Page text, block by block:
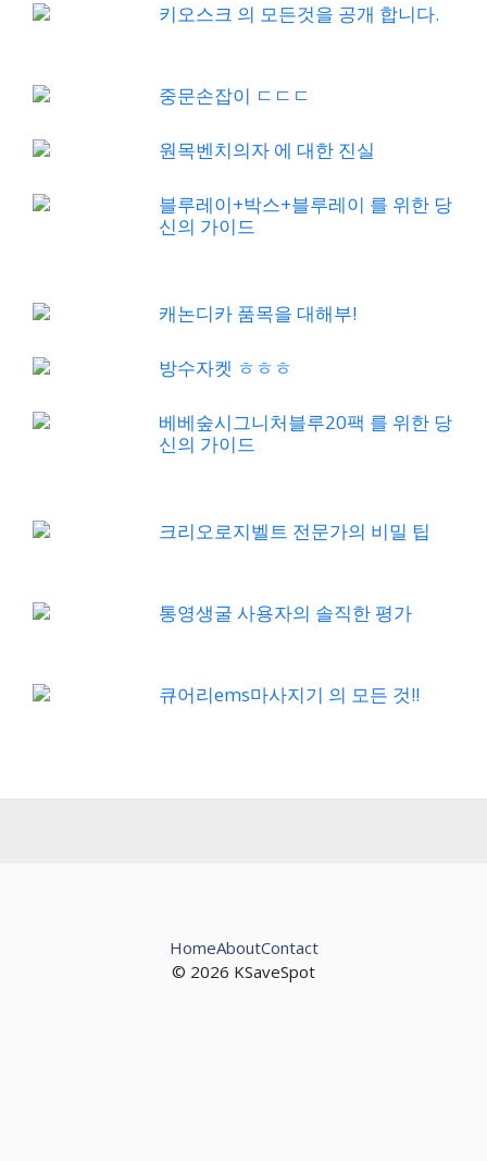
키오스크 의 모든것을 공개 합니다.
중문손잡이 ㄷㄷㄷ
원목벤치의자 에 대한 진실
블루레이+박스+블루레이 를 위한 당
신의 가이드
캐논디카 품목을 대해부!
방수자켓 ㅎㅎㅎ
베베숲시그니처블루20팩 를 위한 당
신의 가이드
크리오로지벨트 전문가의 비밀 팁
통영생굴 사용자의 솔직한 평가
큐어리ems마사지기 의 모든 것!!
© 2026 KSaveSpot
HomeAboutContact